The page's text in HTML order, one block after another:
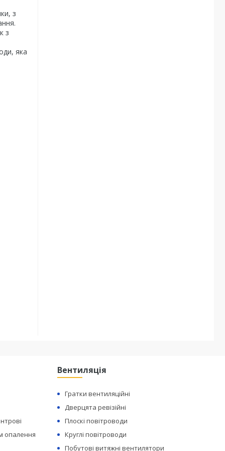
з
з
яка
опалення
Вентиляція
Гратки вентиляційні
Дверцята ревізійні
Плоскі повітроводи
Круглі повітроводи
Побутові витяжні вентилятори